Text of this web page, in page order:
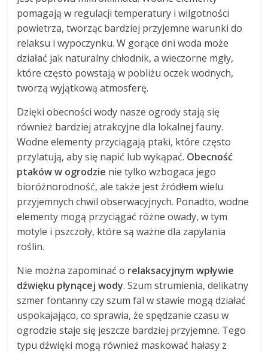
pomagają w regulacji temperatury i wilgotności
powietrza, tworząc bardziej przyjemne warunki do
relaksu i wypoczynku. W gorące dni woda może
działać jak naturalny chłodnik, a wieczorne mgły,
które często powstają w pobliżu oczek wodnych,
tworzą wyjątkową atmosferę.
Dzięki obecności wody nasze ogrody stają się
również bardziej atrakcyjne dla lokalnej fauny.
Wodne elementy przyciągają ptaki, które często
przylatują, aby się napić lub wykąpać. Obecność
ptaków w ogrodzie nie tylko wzbogaca jego
bioróżnorodność, ale także jest źródłem wielu
przyjemnych chwil obserwacyjnych. Ponadto, wodne
elementy mogą przyciągać różne owady, w tym
motyle i pszczoły, które są ważne dla zapylania
roślin.
Nie można zapominać o relaksacyjnym wpływie
dźwięku płynącej wody. Szum strumienia, delikatny
szmer fontanny czy szum fal w stawie mogą działać
uspokajająco, co sprawia, że spędzanie czasu w
ogrodzie staje się jeszcze bardziej przyjemne. Tego
typu dźwięki mogą również maskować hałasy z